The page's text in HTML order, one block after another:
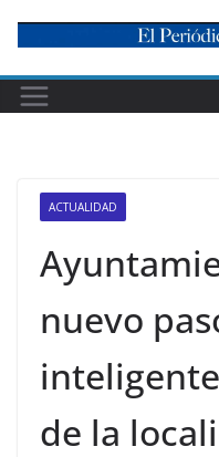
content
ACTUALIDAD
nuevo
de la